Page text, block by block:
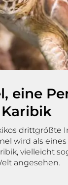
eine
Karibik
drittgrößte
wird als
vielleicht
angesehen.